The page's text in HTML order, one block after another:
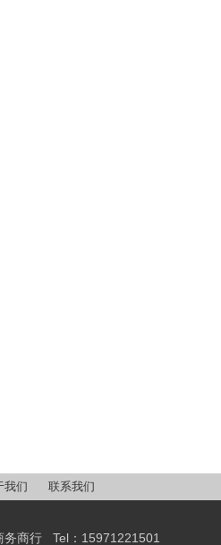
我们 联系我们
务商行 Tel：15971221501